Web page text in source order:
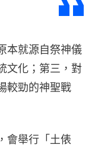
本就源自祭神儀
文化；第三，對
較勁的神聖戰
會舉行「土俵